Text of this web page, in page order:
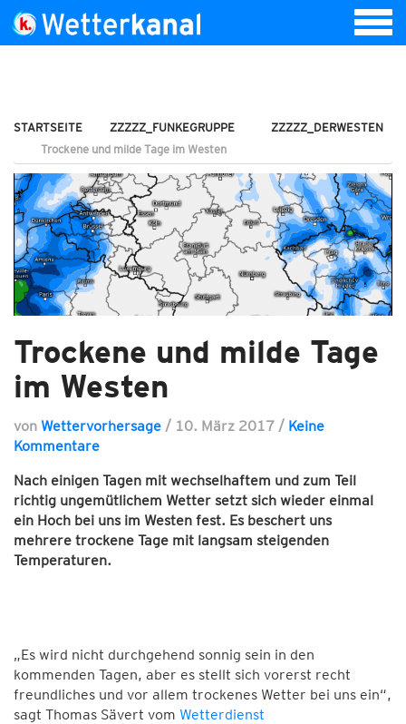
STARTSEITE ZZZZZ_FUNKEGRUPPE
ZZZZZ_DERWESTEN
Trockene und milde Tage im Westen
Trockene und milde Tage
im Westen
von Wettervorhersage / 10. März 2017 / Keine
Kommentare
Nach einigen Tagen mit wechselhaftem und zum Teil
richtig ungemütlichem Wetter setzt sich wieder einmal
ein Hoch bei uns im Westen fest. Es beschert uns
mehrere trockene Tage mit langsam steigenden
Temperaturen.
„Es wird nicht durchgehend sonnig sein in den
kommenden Tagen, aber es stellt sich vorerst recht
freundliches und vor allem trockenes Wetter bei uns ein“,
sagt Thomas Sävert vom Wetterdienst